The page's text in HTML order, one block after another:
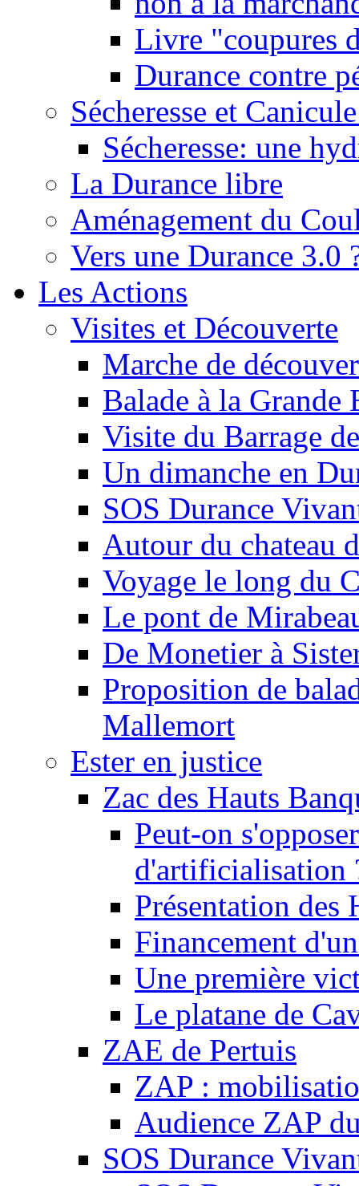
Livre "coupures
Durance contre
Sécheresse et
Sécheresse: une
La Durance libre
Aménagement du
Vers une Durance 3.0
Les Actions
Visites et Découverte
Marche de
Balade à la Grande
Visite du Barrage
Un dimanche en
SOS Durance
Autour du chateau
Voyage le long du
Le pont de
De Monetier à
Proposition de
Mallemort
Ester en justice
Zac des Hauts
Peut-on
d'artificialisation
Présentation des
Financement
Une première
Le platane de
ZAE de Pertuis
ZAP :
Audience ZAP
SOS Durance